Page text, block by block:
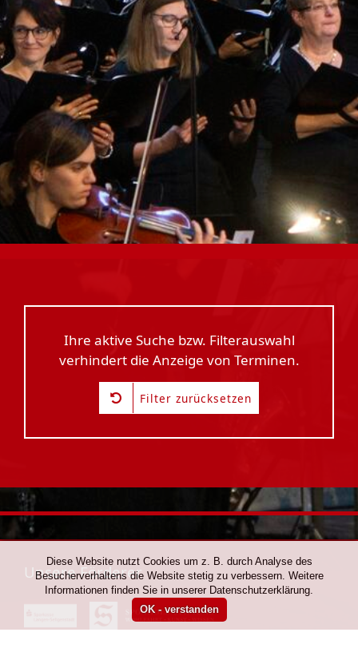
Ihre aktive Suche bzw. Filterauswahl
verhindert die Anzeige von Terminen.
Filter zurücksetzen
Unsere Förderer
Diese Website nutzt Cookies um z. B. durch Analyse des
Besucherverhaltens die Website stetig zu verbessern. Weitere
Informationen finden Sie in unserer Datenschutzerklärung.